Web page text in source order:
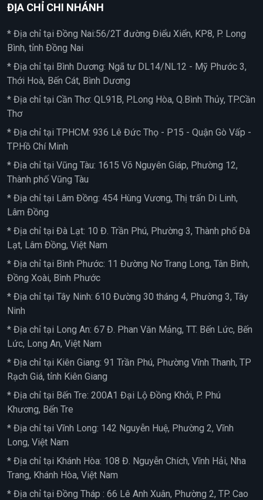
ĐỊA CHỈ CHI NHÁNH
* Địa chỉ tại Đồng Nai:56/2T đường Điểu Xiển, KP8, P. Long
Bình, tỉnh Đồng Nai
* Địa chỉ tại Bình Dương: Ngã tư DL14/NL12 - Mỹ Phước 3,
Thới Hoà, Bến Cát, Bình Dương
* Địa chỉ tại Cần Thơ: QL91B, P.Long Hòa, Q.Bình Thủy, TP.Cần
Thơ
* Địa chỉ tại TPHCM: 936 Lê Đức Thọ - P15 - Quận Gò Vấp -
TP.Hồ Chí Minh
* Địa chỉ tại Vũng Tàu: 1615 Võ Nguyên Giáp, Phường 12,
Thành phố Vũng Tàu
* Địa chỉ tại Lâm Đồng: 454 Hùng Vương, Thị trấn Di Linh,
Lâm Đồng
* Địa chỉ tại Đà Lạt: 10 Đ. Trần Phú, Phường 3, Thành phố Đà
Lạt, Lâm Đồng, Việt Nam
* Địa chỉ tại Bình Phước: 11 Đường Nơ Trang Long, Tân Bình,
Đồng Xoài, Bình Phước
* Địa chỉ tại Tây Ninh: 610 Đường 30 tháng 4, Phường 3, Tây
Ninh
* Địa chỉ tại Long An: 67 Đ. Phan Văn Mảng, TT. Bến Lức, Bến
Lức, Long An, Việt Nam
* Địa chỉ tại Kiên Giang: 91 Trần Phú, Phường Vĩnh Thanh, TP
Rạch Giá, tỉnh Kiên Giang
* Địa chỉ tại Bến Tre: 200A1 Đại Lộ Đồng Khởi, P. Phú
Khương, Bến Tre
* Địa chỉ tại Vĩnh Long: 142 Nguyễn Huệ, Phường 2, Vĩnh
Long, Việt Nam
* Địa chỉ tại Khánh Hòa: 108 Đ. Nguyễn Chích, Vĩnh Hải, Nha
Trang, Khánh Hòa, Việt Nam
* Địa chỉ tại Đồng Tháp : 66 Lê Anh Xuân, Phường 2, TP. Cao